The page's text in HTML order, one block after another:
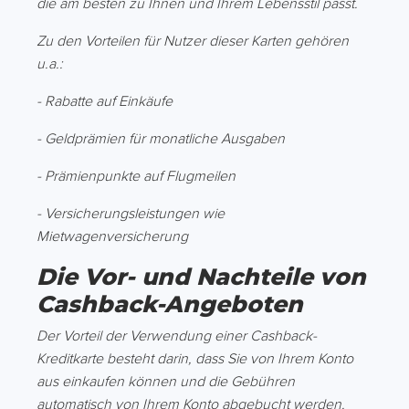
die am besten zu Ihnen und Ihrem Lebensstil passt.
Zu den Vorteilen für Nutzer dieser Karten gehören
u.a.:
- Rabatte auf Einkäufe
- Geldprämien für monatliche Ausgaben
- Prämienpunkte auf Flugmeilen
- Versicherungsleistungen wie
Mietwagenversicherung
Die Vor- und Nachteile von
Cashback-Angeboten
Der Vorteil der Verwendung einer Cashback-
Kreditkarte besteht darin, dass Sie von Ihrem Konto
aus einkaufen können und die Gebühren
automatisch von Ihrem Konto abgebucht werden.